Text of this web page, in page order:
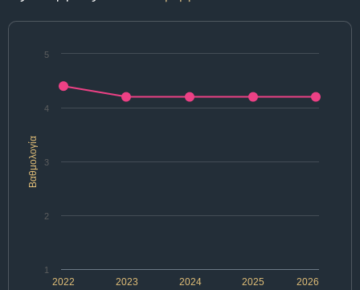
Βαθμολογία
2022 2024 2026
2023 2025
1
2
3
4
5